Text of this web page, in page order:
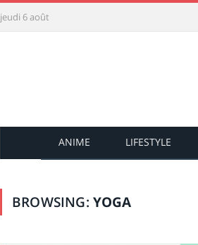
jeudi 6 août
ANIME LIFESTYLE
BROWSING: YOGA